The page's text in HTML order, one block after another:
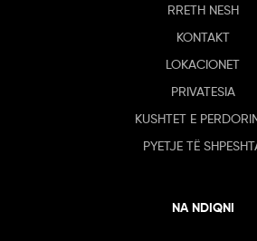
RRETH NESH
KONTAKT
LOKACIONET
PRIVATESIA
KUSHTET E
PYETJE TË
NA NDIQNI